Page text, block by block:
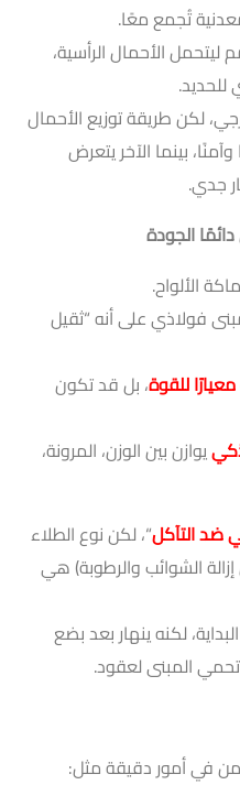
تُجمع معًا.
الأحمال الرأسية،
للحديد.
لكن طريقة توزيع الأحمال
بينما الآخر يتعرض
جدي.
الجودة
الألواح.
فولاذي على أنه “ثقيل
للقوة، بل قد تكون
يوازن بين الوزن، المرونة،
ضد التآكل“، لكن نوع الطلاء
الشوائب والرطوبة) هي
لكنه ينهار بعد بضع
المبنى لعقود.
في أمور دقيقة مثل: